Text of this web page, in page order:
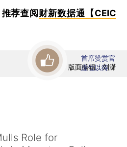
荐查阅 财新数据通【CEIC
版面编辑：刘潇
首席赞赏官
虚位以待
Role for